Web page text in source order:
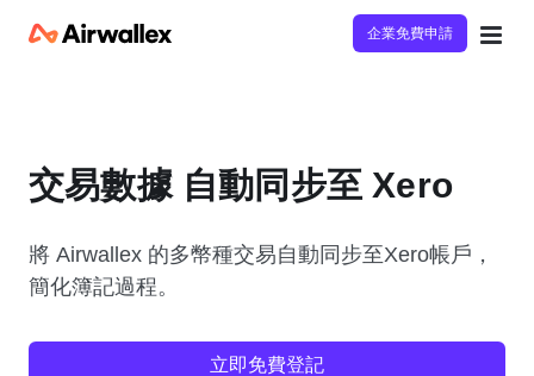
企業免費申請
交易數據 自動同步至 Xero
將 Airwallex 的多幣種交易自動同步至Xero帳戶，
簡化簿記過程。
立即免費登記